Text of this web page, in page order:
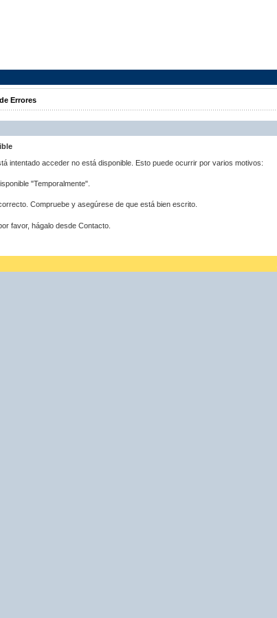
Errores
intentado acceder no está disponible. Esto puede ocurrir por varios motivos:
"Temporalmente".
Compruebe y asegúrese de que está bien escrito.
favor, hágalo desde Contacto.